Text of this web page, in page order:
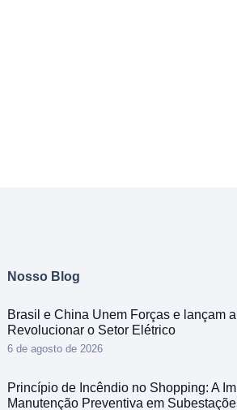
Nosso Blog
Brasil e China Unem Forças e lançam
Revolucionar o Setor Elétrico
6 de agosto de 2026
Princípio de Incêndio no Shopping: A
Manutenção Preventiva em